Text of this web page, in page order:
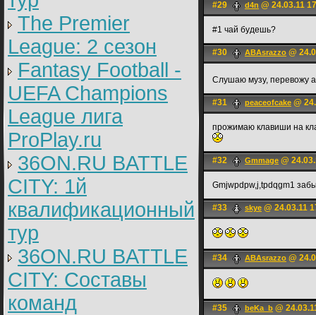
The Premier
League: 2 cезон
Fantasy Football -
UEFA Champions
League лига
ProPlay.ru
36ON.RU BATTLE
CITY: 1й
квалификационный
тур
36ON.RU BATTLE
CITY: Составы
команд
#29 d4n @ 24.03.11
#1 чай будешь?
#30 ABAsrazzo @
Слушаю музу, перевожу
#31 peaceofcake @
прожимаю клавиши на
#32 Gmmage @
Gmjwpdpw,j,tpdqgm1
#33 skye @ 24.03.11
#34 ABAsrazzo @
#35 beKa_b @